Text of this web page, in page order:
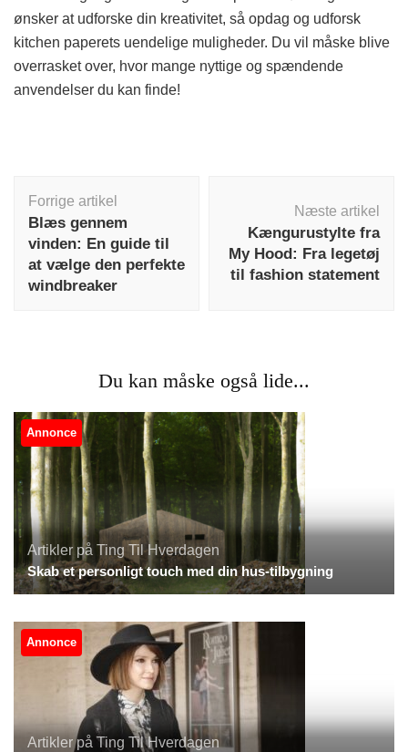
ønsker at udforske din kreativitet, så opdag og udforsk
kitchen paperets uendelige muligheder. Du vil måske blive
overrasket over, hvor mange nyttige og spændende
anvendelser du kan finde!
Forrige artikel
Blæs gennem
vinden: En guide til
at vælge den perfekte
windbreaker
Næste artikel
Kængurustylte fra
My Hood: Fra legetøj
til fashion statement
Du kan måske også lide...
Annonce
Artikler på Ting Til Hverdagen
Skab et personligt touch med din hus-tilbygning
Annonce
Artikler på Ting Til Hverdagen